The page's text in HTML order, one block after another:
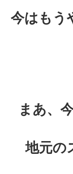
今はもう
まあ、
地元の